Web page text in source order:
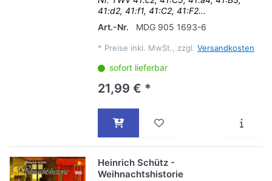
41:d2, 41:f1, 41:C2, 41:F2...
Art.-Nr.
MDG 905 1693-6
* Preise inkl. MwSt., zzgl. Versandkosten
sofort lieferbar
21,99 € *
Heinrich Schütz -
Weihnachtshistorie